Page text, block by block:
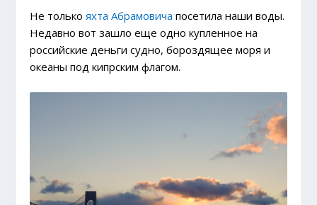
Не толькояхта Абрамовича посетила наши воды.
Недавно вот зашло еще одно купленное на
российские деньги судно, бороздящее моря и
океаны под кипрским флагом.